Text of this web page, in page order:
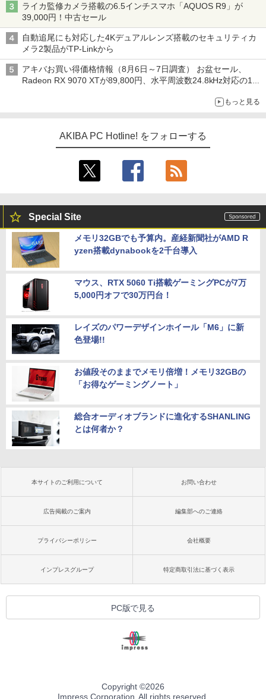
ライカ監修カメラ搭載の6.5インチスマホ「AQUOS R9」が
39,000円！中古セール
自動追尾にも対応した4Kデュアルレンズ搭載のセキュリティカ
メラ2製品がTP-Linkから
アキバお買い得価格情報（8月6日～7日調査） お盆セール、
Radeon RX 9070 XTが89,800円、水平周波数24.8kHz対応の17
もっと見る
AKIBA PC Hotline! をフォローする
Special Site
メモリ32GBでも予算内。産経新聞社がAMD R
yzen搭載dynabookを2千台導入
マウス、RTX 5060 Ti搭載ゲーミングPCが7万
5,000円オフで30万円台！
レイズのパワーデザインホイール「M6」に新
色登場!!
お値段そのままでメモリ倍増！メモリ32GBの
「お得なゲーミングノート」
総合オーディオブランドに進化するSHANLING
とは何者か？
本サイトのご利用について お問い合わせ
広告掲載のご案内 編集部へのご連絡
プライバシーポリシー 会社概要
インプレスグループ 特定商取引法に基づく表示
PC版で見る
Copyright ©2026
Impress Corporation. All rights reserved.